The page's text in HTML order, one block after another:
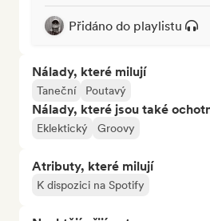
Přidáno do playlistu
Nálady, které milují
Taneční Poutavý
Nálady, které jsou také
Eklektický Groovy
Atributy, které milují
K dispozici na Spotify